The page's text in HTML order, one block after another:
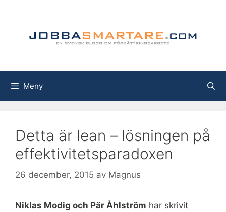
Meny
Detta är lean – lösningen på
effektivitetsparadoxen
26 december, 2015 av Magnus
Niklas Modig och Pär Åhlström har skrivit